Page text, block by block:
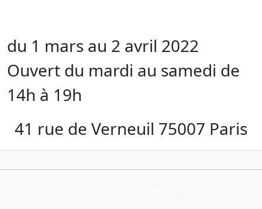
du 1 mars au 2 avril 2022
Ouvert du mardi au samedi de
14h à 19h
41 rue de Verneuil 75007 Paris